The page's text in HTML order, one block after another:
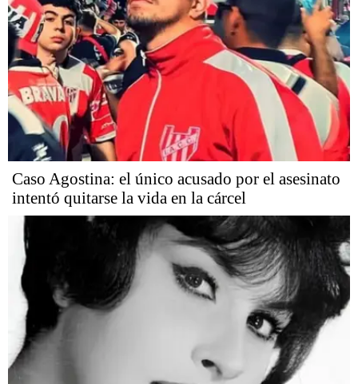
Caso Agostina: el único acusado por el asesinato
intentó quitarse la vida en la cárcel